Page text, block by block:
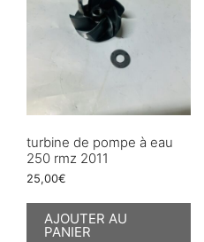
turbine de pompe à eau
250 rmz 2011
25,00€
AJOUTER AU
PANIER